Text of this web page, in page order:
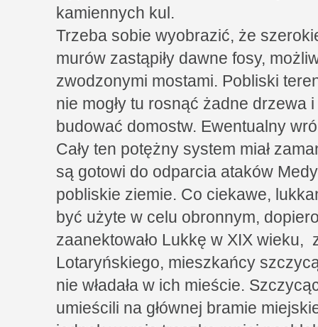
kamiennych kul.
Trzeba sobie wyobrazić, że
murów zastąpiły dawne fosy,
zwodzonymi mostami. Pobliski
nie mogły tu rosnąć żadne drzewa
budować domostw. Ewentualny
Cały ten potężny system miał
są gotowi do odparcia ataków
pobliskie ziemie. Co ciekawe,
być użyte w celu obronnym,
zaanektowało Lukkę w XIX wieku,
Lotaryńskiego, mieszkańcy
nie władała w ich mieście.
umieścili na głównej bramie